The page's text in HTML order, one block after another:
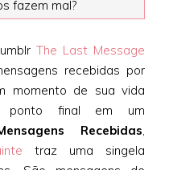
fazem mal?
The Last Message
recebidas por
momento de sua vida
ponto final em um
Recebidas,
traz uma singela